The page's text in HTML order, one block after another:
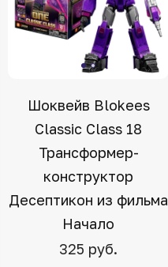
Шоквейв Blokees
Classic Class 18
Трансформер-
конструктор
Десептикон из фильма
Начало
325 руб.